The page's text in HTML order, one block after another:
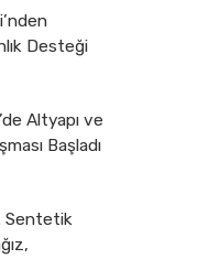
Desteği
Altyapı ve
Başladı
Sentetik